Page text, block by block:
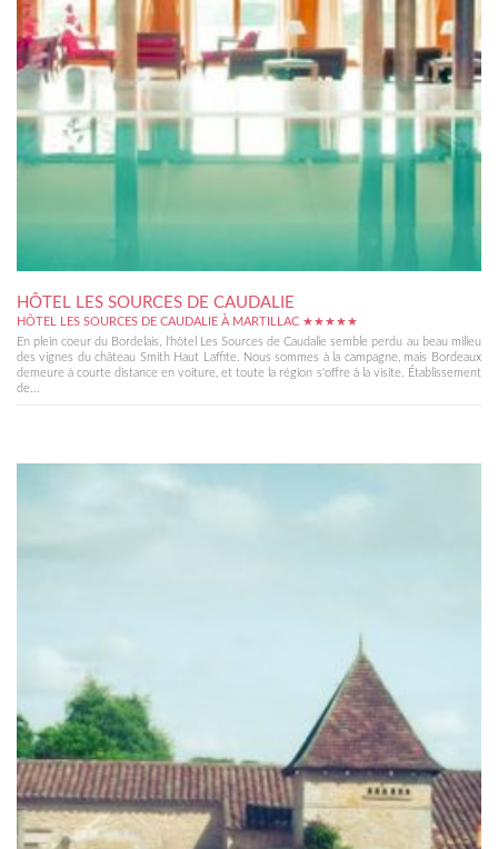
HÔTEL LES SOURCES DE CAUDALIE
HÔTEL LES SOURCES DE CAUDALIE À MARTILLAC ★★★★★
En plein coeur du Bordelais, l'hôtel Les Sources de Caudalie semble perdu au beau milieu
des vignes du château Smith Haut Laffite. Nous sommes à la campagne, mais Bordeaux
demeure à courte distance en voiture, et toute la région s'offre à la visite. Établissement
de...